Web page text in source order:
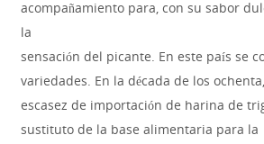
acompañamiento para, con su sabor
la
sensación del picante. En este país se
variedades. En la década de los
escasez de importación de harina de
sustituto de la base alimentaria para la